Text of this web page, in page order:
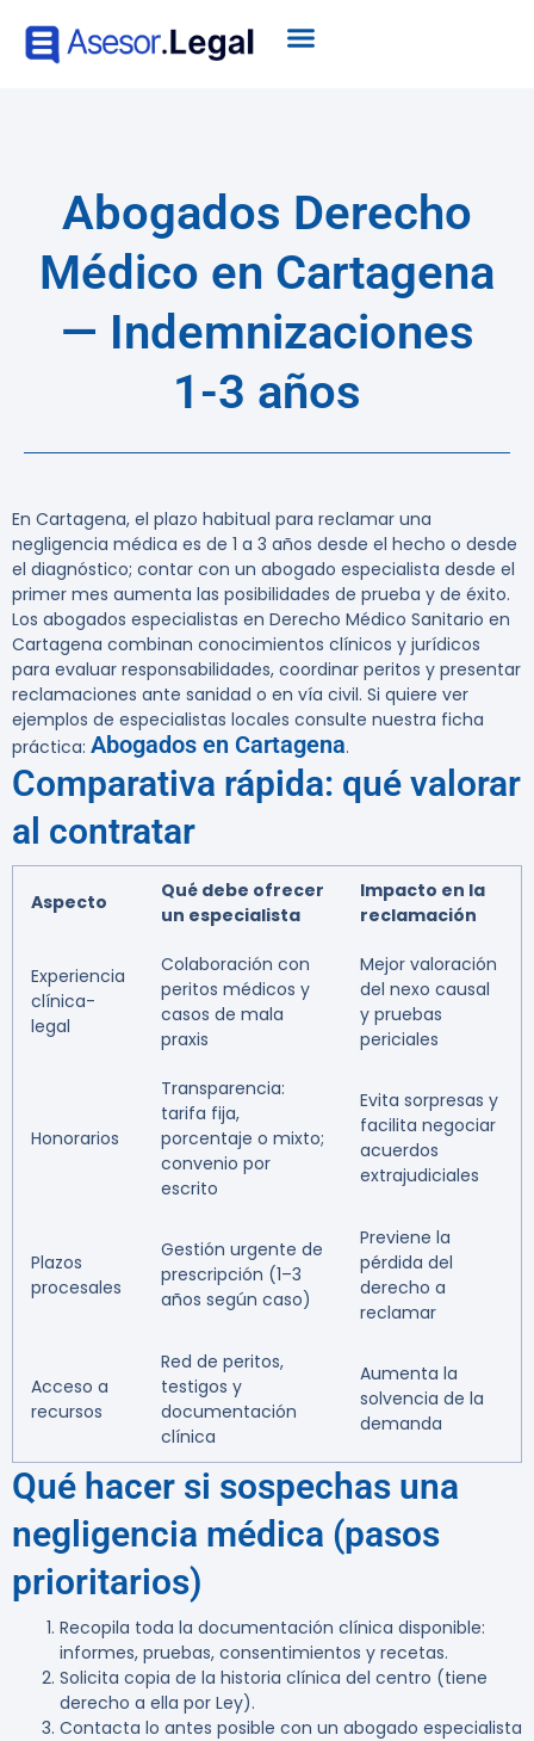
Abogados Derecho
Médico en Cartagena
— Indemnizaciones
1-3 años
En Cartagena, el plazo habitual para reclamar una
negligencia médica es de 1 a 3 años desde el hecho o desde
el diagnóstico; contar con un abogado especialista desde el
primer mes aumenta las posibilidades de prueba y de éxito.
Los abogados especialistas en Derecho Médico Sanitario en
Cartagena combinan conocimientos clínicos y jurídicos
para evaluar responsabilidades, coordinar peritos y presentar
reclamaciones ante sanidad o en vía civil. Si quiere ver
ejemplos de especialistas locales consulte nuestra ficha
práctica: Abogados en Cartagena.
Comparativa rápida: qué valorar
al contratar
Aspecto
Qué debe ofrecer
un especialista
Impacto en la
reclamación
Experiencia
clínica-
legal
Colaboración con
peritos médicos y
casos de mala
praxis
Mejor valoración
del nexo causal
y pruebas
periciales
Honorarios
Transparencia:
tarifa fija,
porcentaje o mixto;
convenio por
escrito
Evita sorpresas y
facilita negociar
acuerdos
extrajudiciales
Plazos
procesales
Gestión urgente de
prescripción (1–3
años según caso)
Previene la
pérdida del
derecho a
reclamar
Acceso a
recursos
Red de peritos,
testigos y
documentación
clínica
Aumenta la
solvencia de la
demanda
Qué hacer si sospechas una
negligencia médica (pasos
prioritarios)
Recopila toda la documentación clínica disponible:
informes, pruebas, consentimientos y recetas.
Solicita copia de la historia clínica del centro (tiene
derecho a ella por Ley).
Contacta lo antes posible con un abogado especialista